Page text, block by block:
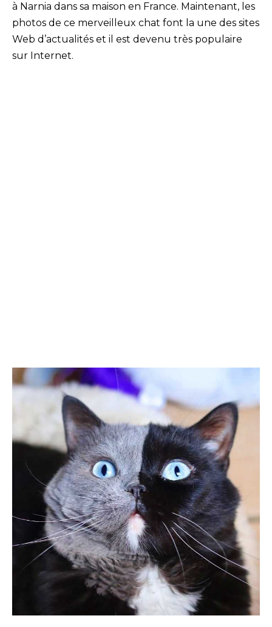
à Narnia dans sa maison en France. Maintenant, les
photos de ce merveilleux chat font la une des sites
Web d’actualités et il est devenu très populaire
sur Internet.